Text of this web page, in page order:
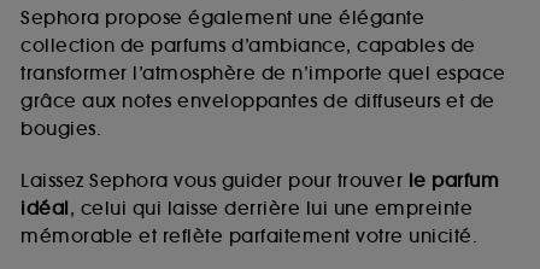
Sephora propose également une élégante
collection de parfums d’ambiance, capables de
transformer l’atmosphère de n’importe quel espace
grâce aux notes enveloppantes de diffuseurs et de
bougies.
Laissez Sephora vous guider pour trouver le parfum
idéal, celui qui laisse derrière lui une empreinte
mémorable et reflète parfaitement votre unicité.
de vous plaire via des publicités, y compris sur des
sites tiers et sur les réseaux sociaux, sur la base
des pages que vous avez consultées, de votre
navigation, et de l'historique de vos interactions.
d’en améliorer la performance.
Cookies de sécurisation des paiements en ligne :